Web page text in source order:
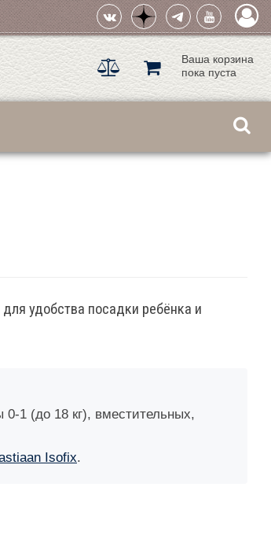
Ваша корзина
пока пуста
удобства посадки ребёнка и
0-1 (до 18 кг), вместительных,
Isofix.